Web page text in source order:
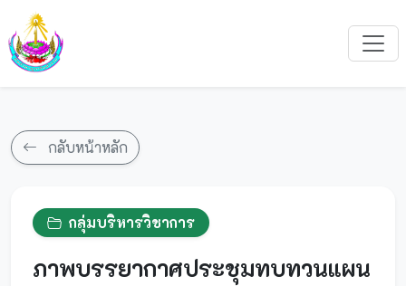
กลับหน้าหลัก
กลุ่มบริหารวิชาการ
ภาพบรรยากาศประชุมทบทวนแผน